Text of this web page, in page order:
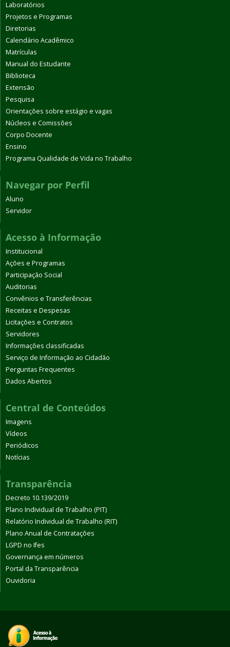
Laboratórios
Projetos e Programas
Diretorias
Calendário Acadêmico
Matrículas
Manual do Estudante
Biblioteca
Extensão
Pesquisa
Orientações sobre estágio e vagas
Núcleos e Comissões
Corpo Docente
Ensino
Programa Qualidade de Vida no Trabalho
Navegar por Perfil
Aluno
Servidor
Acesso à Informação
Institucional
Ações e Programas
Participação Social
Auditorias
Convênios e Transferências
Receitas e Despesas
Licitações e Contratos
Servidores
Informações classificadas
Serviço de Informação ao Cidadão
Perguntas Frequentes
Dados Abertos
Central de Conteúdos
Imagens
Vídeos
Periódicos
Notícias
Transparência
Decreto 10.139/2019
Plano Individual de Trabalho (PIT)
Relatório Individual de Trabalho (RIT)
Plano Anual de Contratações
LGPD no Ifes
Governança em números
Portal da Transparência
Ouvidoria